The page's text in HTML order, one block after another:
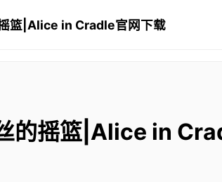
篮|Alice in Cradle官网下载
的摇篮|Alice in